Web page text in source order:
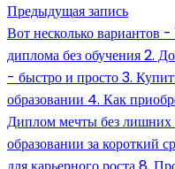
Предыдущая запись
Вот несколько вариантов
диплома без обучения 2.
- быстро и просто 3.
образовании 4. Как
Диплом мечты без лишних
образовании за короткий